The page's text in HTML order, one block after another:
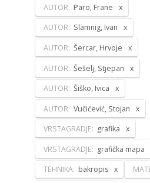
AUTOR: Paro, Frane
AUTOR: Slamnig, Ivan
AUTOR: Šercar, Hrvoje
AUTOR: Šešelj, Stjepan
AUTOR: Šiško, Ivica
AUTOR: Vučićević, Stojan
VRSTAGRADJE: grafika
VRSTAGRADJE: grafička mapa
TEHNIKA: bakropis